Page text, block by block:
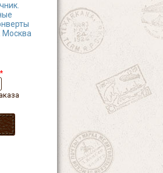
Москва
*